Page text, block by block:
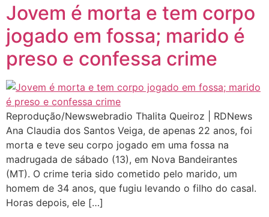
Jovem é morta e tem corpo
jogado em fossa; marido é
preso e confessa crime
Reprodução/Newswebradio Thalita Queiroz | RDNews
Ana Claudia dos Santos Veiga, de apenas 22 anos, foi
morta e teve seu corpo jogado em uma fossa na
madrugada de sábado (13), em Nova Bandeirantes
(MT). O crime teria sido cometido pelo marido, um
homem de 34 anos, que fugiu levando o filho do casal.
Horas depois, ele […]